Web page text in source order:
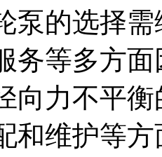
泵的选择
务等多方
向力不平
和维护等